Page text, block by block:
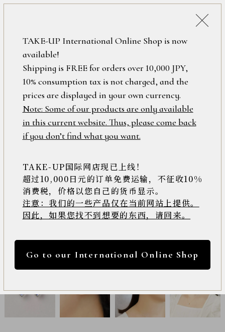
フリーワード
在庫なし含む
アイテム
ロ
グ
イ
ン
/
新
規
会
登
録
>>
Online
Shop
Item
ALL
TAKE-UP International Online Shop is now
available!
Shipping is FREE for orders over 10,000 JPY,
10% consumption tax is not charged, and the
prices are displayed in your own currency.
Note: Some of our products are only available
in this current website. Thus, please come back
if you don’t find what you want.
TAKE-UP国际网店现已上线！
超过10,000日元的订单免费运输，不征收10%
消费税，价格以您自己的货币显示。
注意：我们的一些产品仅在当前网站上提供。
因此，如果您找不到想要的东西，请回来。
Go to our International Online Shop